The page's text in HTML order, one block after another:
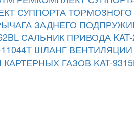
СУППОРТА ТОРМОЗНОГО
ЗАДНЕГО
САЛЬНИК ПРИВОДА KAT-
ШЛАНГ ВЕНТИЛЯЦИИ
ГАЗОВ KAT-